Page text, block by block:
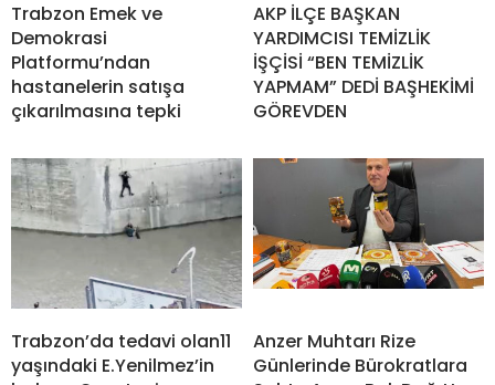
Trabzon Emek ve
Demokrasi
Platformu’ndan
hastanelerin satışa
çıkarılmasına tepki
AKP İLÇE BAŞKAN
YARDIMCISI TEMİZLİK
İŞÇİSİ “BEN TEMİZLİK
YAPMAM” DEDİ BAŞHEKİMİ
GÖREVDEN
Trabzon’da tedavi olan11
yaşındaki E.Yenilmez’in
Anzer Muhtarı Rize
Günlerinde Bürokratlara